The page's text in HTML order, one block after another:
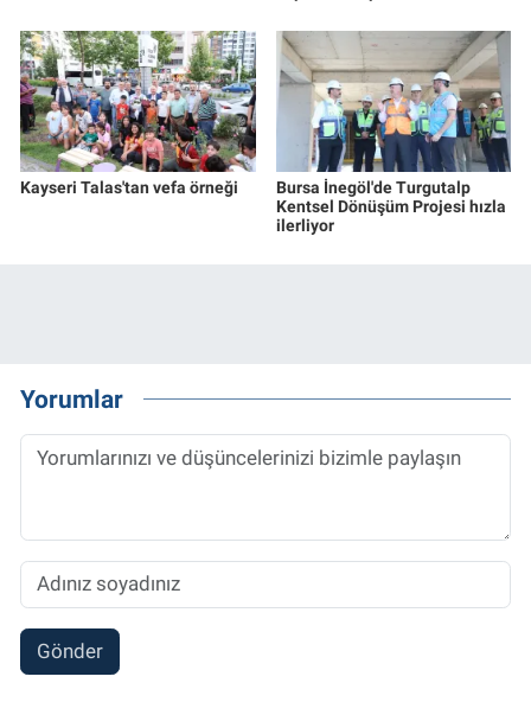
Kayseri Talas'tan vefa örneği
Bursa İnegöl'de Turgutalp
Kentsel Dönüşüm Projesi hızla
ilerliyor
Yorumlar
Gönder